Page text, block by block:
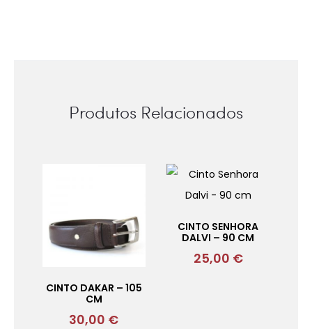
Produtos Relacionados
CINTO DAKAR – 105
CM
30,00 €
CINTO SENHORA
DALVI – 90 CM
25,00 €